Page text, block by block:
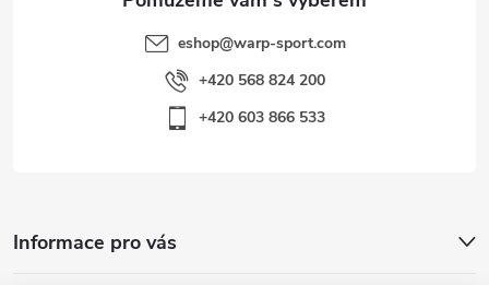
eshop@warp-sport.com
+420 568 824 200
+420 603 866 533
Informace pro vás